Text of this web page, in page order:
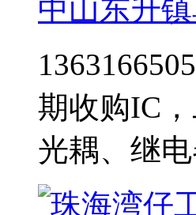
中山东升
期收购IC
光耦、继